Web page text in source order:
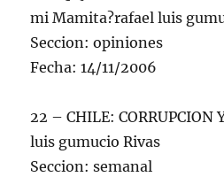
mi Mamita?rafael luis
Seccion: opiniones
Fecha: 14/11/2006
22 – CHILE: CORRUPCION
luis gumucio Rivas
Seccion: semanal